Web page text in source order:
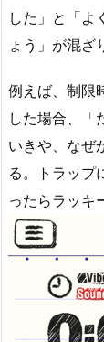
した」と「よ
ょう」が混ざ
例えば、制限
した場合、「
いきや、なぜ
る。トラップ
ったらラッキ